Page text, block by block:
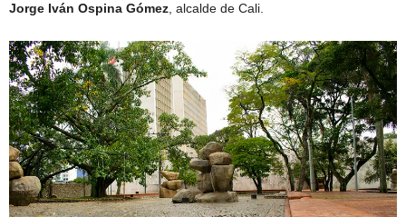
Jorge Iván Ospina Gómez, alcalde de Cali.